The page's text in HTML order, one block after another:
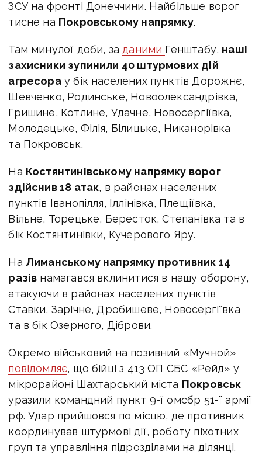
ЗСУ на фронті Донеччини. Найбільше ворог
тисне на Покровському напрямку.
Там минулої доби, за даними Генштабу, наші
захисники зупинили 40 штурмових дій
агресорау бік населених пунктів Дорожнє,
Шевченко, Родинське, Новоолександрівка,
Гришине, Котлине, Удачне, Новосергіївка,
Молодецьке, Філія, Білицьке, Никанорівка
та Покровськ.
На Костянтинівському напрямку ворог
здійснив 18 атак, в районах населених
пунктів Іванопілля, Іллінівка, Плещіївка,
Вільне, Торецьке, Бересток, Степанівка та в
бік Костянтинівки, Кучерового Яру.
На Лиманському напрямку противник 14
разів намагався вклинитися в нашу оборону,
атакуючи в районах населених пунктів
Ставки, Зарічне, Дробишеве, Новосергіївка
та в бік Озерного, Діброви.
Окремо військовий на позивний «Мучной»
повідомляє, що бійці з 413 ОП СБС «Рейд» у
мікрорайоні Шахтарський міста Покровськ
уразили командний пункт 9-ї омсбр 51-ї армії
рф. Удар прийшовся по місцю, де противник
координував штурмові дії, роботу піхотних
груп та управління підрозділами на ділянці.